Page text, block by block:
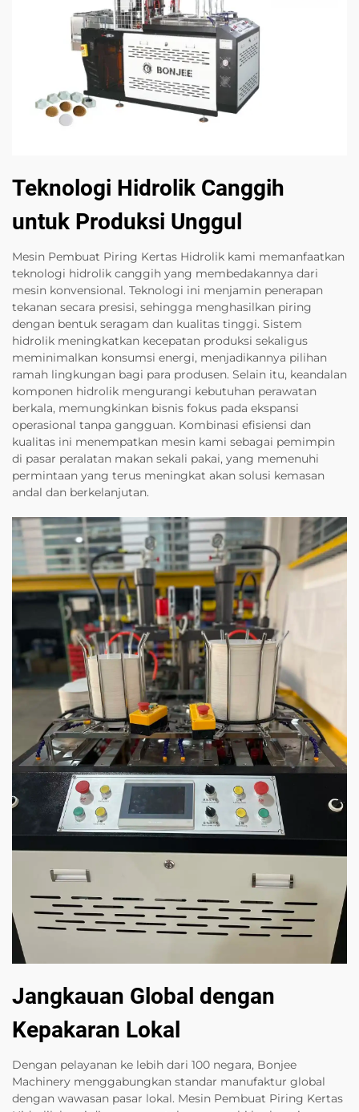
Teknologi Hidrolik Canggih
untuk Produksi Unggul
Mesin Pembuat Piring Kertas Hidrolik kami memanfaatkan
teknologi hidrolik canggih yang membedakannya dari
mesin konvensional. Teknologi ini menjamin penerapan
tekanan secara presisi, sehingga menghasilkan piring
dengan bentuk seragam dan kualitas tinggi. Sistem
hidrolik meningkatkan kecepatan produksi sekaligus
meminimalkan konsumsi energi, menjadikannya pilihan
ramah lingkungan bagi para produsen. Selain itu, keandalan
komponen hidrolik mengurangi kebutuhan perawatan
berkala, memungkinkan bisnis fokus pada ekspansi
operasional tanpa gangguan. Kombinasi efisiensi dan
kualitas ini menempatkan mesin kami sebagai pemimpin
di pasar peralatan makan sekali pakai, yang memenuhi
permintaan yang terus meningkat akan solusi kemasan
andal dan berkelanjutan.
Jangkauan Global dengan
Kepakaran Lokal
Dengan pelayanan ke lebih dari 100 negara, Bonjee
Machinery menggabungkan standar manufaktur global
dengan wawasan pasar lokal. Mesin Pembuat Piring Kertas